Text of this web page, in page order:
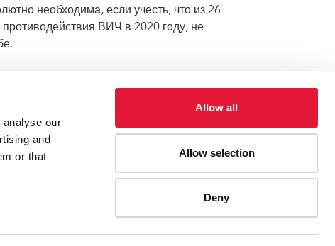
analyse our
and
or that
Allow all
Allow selection
Deny
необходима, если учесть, что из 26
ВИЧ в 2020 году, не
так и по всему миру.
Штатов Америки прекратить передачу ВИЧ в